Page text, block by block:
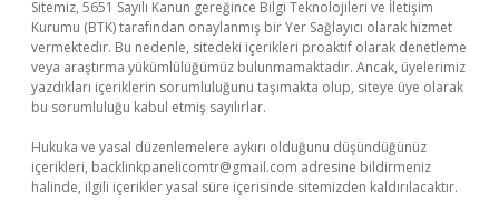
Sitemiz, 5651 Sayılı Kanun gereğince Bilgi Teknolojileri ve İletişim
Kurumu (BTK) tarafından onaylanmış bir Yer Sağlayıcı olarak hizmet
vermektedir. Bu nedenle, sitedeki içerikleri proaktif olarak denetleme
veya araştırma yükümlülüğümüz bulunmamaktadır. Ancak, üyelerimiz
yazdıkları içeriklerin sorumluluğunu taşımakta olup, siteye üye olarak
bu sorumluluğu kabul etmiş sayılırlar.
Hukuka ve yasal düzenlemelere aykırı olduğunu düşündüğünüz
içerikleri, backlinkpanelicomtr@gmail.com adresine bildirmeniz
halinde, ilgili içerikler yasal süre içerisinde sitemizden kaldırılacaktır.